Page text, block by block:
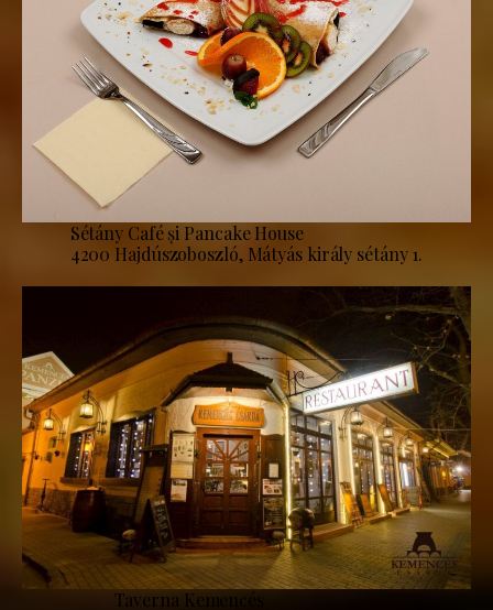
Sétány Café și Pancake House
4200 Hajdúszoboszló, Mátyás király sétány 1.
Taverna Kemencés